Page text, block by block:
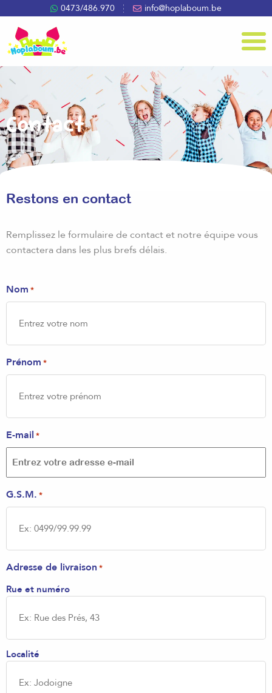
0473/486.970 info@hoplaboum.be
Menu
Contact
Restons en contact
Remplissez le formulaire de contact et notre équipe vous
contactera dans les plus brefs délais.
Nom *
Prénom *
E-mail *
G.S.M. *
Adresse de livraison *
Rue et numéro
Localité